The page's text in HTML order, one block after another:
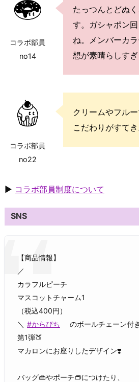
コラボ部員
no14
たっつんとどぬ
す。ガシャポン
ね。メンバーカ
想が素晴らしすぎ
コラボ部員
no22
クリームやフル
こだわりがすてき
▶ コラボ部員制度について
SNS
【商品情報】
／
カラフルピーチ
マスコットチャーム1
（税込400円）
＼ #からぴち
のボールチェーン付
第1弾🍑
マカロンにお座りしたデザイン❣️
バッグ👜やポーチ👝につけたり、